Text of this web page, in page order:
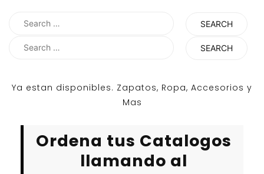
Search
Search
Ya estan disponibles. Zapatos, Ropa, Accesorios y
Mas
Ordena tus Catalogos
llamando al